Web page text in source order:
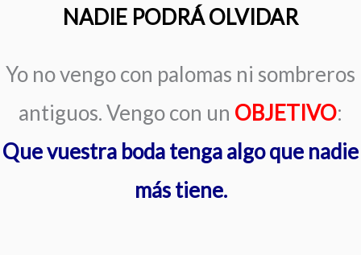
NADIE PODRÁ OLVIDAR
Yo no vengo con palomas ni sombreros
antiguos.Vengo con un OBJETIVO:
Que vuestra boda tenga algo que nadie
más tiene.